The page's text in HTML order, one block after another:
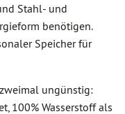
Stahl- und
benötigen.
Speicher für
ungünstig:
100% Wasserstoff als